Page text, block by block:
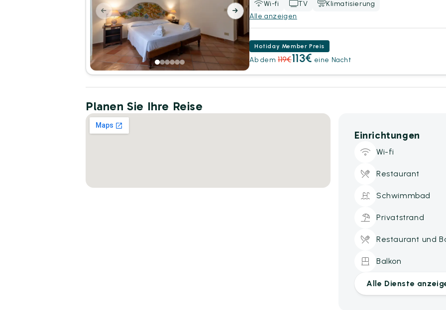
Wi-fi TV
Klimatisierung
Alle anzeigen
Hotiday Member Preis
Ab dem 119€113€ eine Nacht
Planen Sie Ihre Reise
Einrichtungen
Wi-fi
Restaurant
Schwimmbad
Privatstrand
Restaurant und
Balkon
Alle Dienste